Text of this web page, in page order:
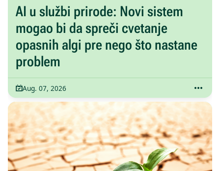
AI u službi prirode: Novi sistem
mogao bi da spreči cvetanje
opasnih algi pre nego što nastane
problem
Aug. 07, 2026